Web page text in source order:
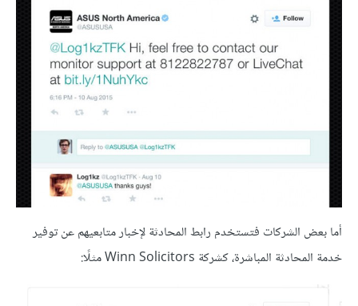
أما بعض الشركات فتستخدم رابط المحادثة لإخبار متابعيهم عن توفير
خدمة المحادثة المباشرة، كشركة Winn Solicitors مثلًا: